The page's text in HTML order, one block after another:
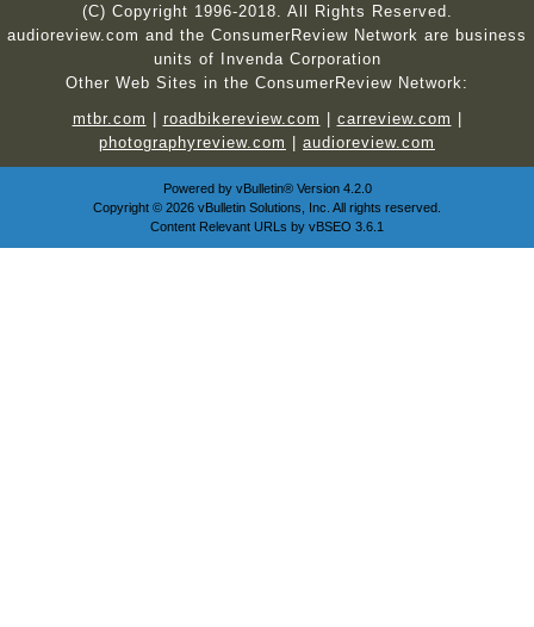
(C) Copyright 1996-2018. All Rights Reserved.
audioreview.com and the ConsumerReview Network are business
units of Invenda Corporation
Other Web Sites in the ConsumerReview Network:
mtbr.com
roadbikereview.com carreview.com
photographyreview.com
audioreview.com
Powered by vBulletin®Version 4.2.0
Copyright © 2026 vBulletin Solutions, Inc. All rights reserved.
Content Relevant URLs by vBSEO 3.6.1